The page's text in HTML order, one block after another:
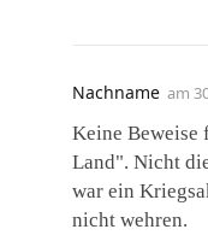
Nachname am
Keine Beweise
Land". Nicht
war ein
nicht wehren.